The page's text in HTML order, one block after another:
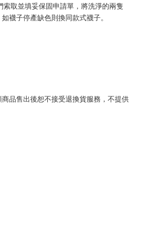
取並填妥保固申請單，將洗淨的兩隻
襪子停產缺色則換同款式襪子。
品售出後恕不接受退換貨服務，不提供